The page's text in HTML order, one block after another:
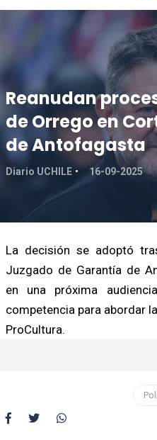
Reanudan
de Orrego en
de Antofagasta
Diario UCHILE 16-09-2025
La decisión se adoptó
Juzgado de Garantía de
en una próxima
competencia para abordar
ProCultura.